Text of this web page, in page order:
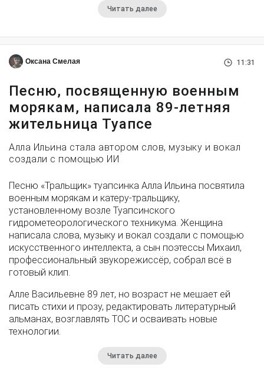
Читать далее
Оксана Смелая 11:31
Песню, посвященную военным
морякам, написала 89-летняя
жительница Туапсе
Алла Ильина стала автором слов, музыку и вокал
создали с помощью ИИ
Песню «Тральщик» туапсинка Алла Ильина посвятила
военным морякам и катеру-тральщику,
установленному возле Туапсинского
гидрометеорологического техникума. Женщина
написала слова, музыку и вокал создали с помощью
искусственного интеллекта, а сын поэтессы Михаил,
профессиональный звукорежиссёр, собрал всё в
готовый клип.
Алле Васильевне 89 лет, но возраст не мешает ей
писать стихи и прозу, редактировать литературный
альманах, возглавлять ТОС и осваивать новые
технологии.
Читать далее